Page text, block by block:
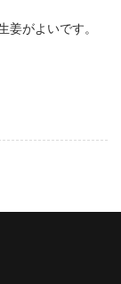
姜がよいです。